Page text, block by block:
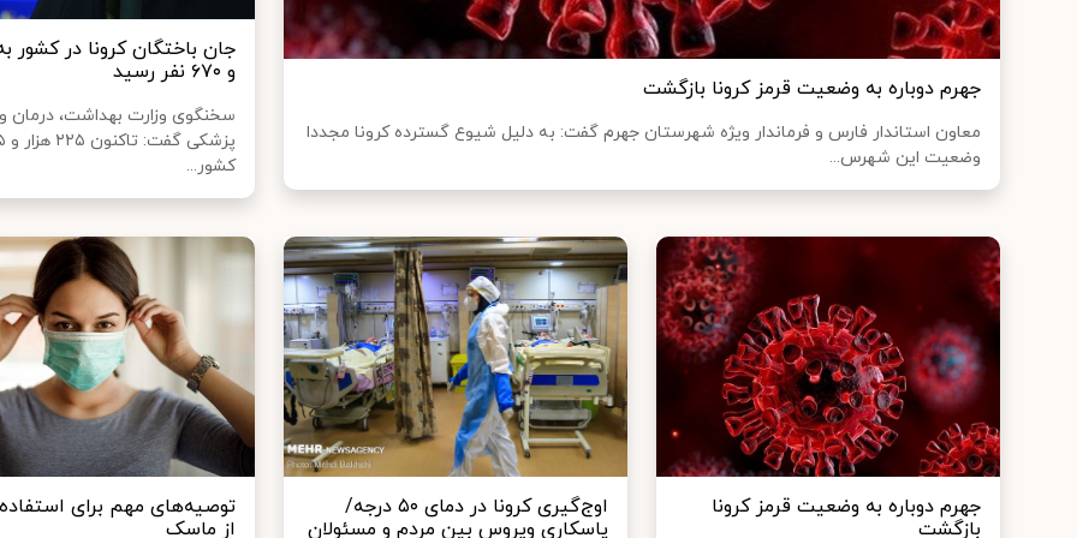
جهرم دوباره به وضعیت قرمز کرونا بازگشت
معاون استاندار فارس و فرماندار ویژه شهرستان جهرم گفت: به دلیل شیوع گسترده کرونا مجددا
وضعیت این شهرس...
و ۶۷۰ نفر رسید
سخنگوی وزارت بهداشت، درمان
کشور...
جهرم دوباره به وضعیت قرمز کرونا
بازگشت
اوج‌گیری کرونا در دمای ۵۰ درجه/
پاسکاری ویروس بین مردم و مسئولان
توصیه‌های مهم برای
از ماسک